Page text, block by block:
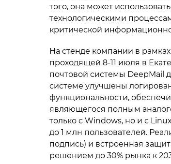
того, она может
технологическими
критической
На стенде компании в
проходящей 8-11 июля в
почтовой системы DeepMail
системе улучшены
функциональности,
являющегося полным
только с Windows, но и с
до 1 млн пользователей.
подпись) и встроенная
решением до 30% рынка к